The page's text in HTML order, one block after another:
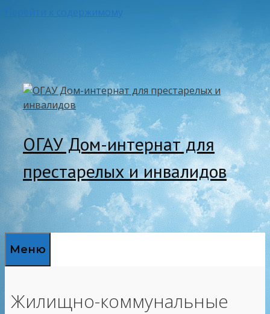
ОГАУ Дом-интернат для
престарелых и инвалидов
Меню
Жилищно-коммунальные